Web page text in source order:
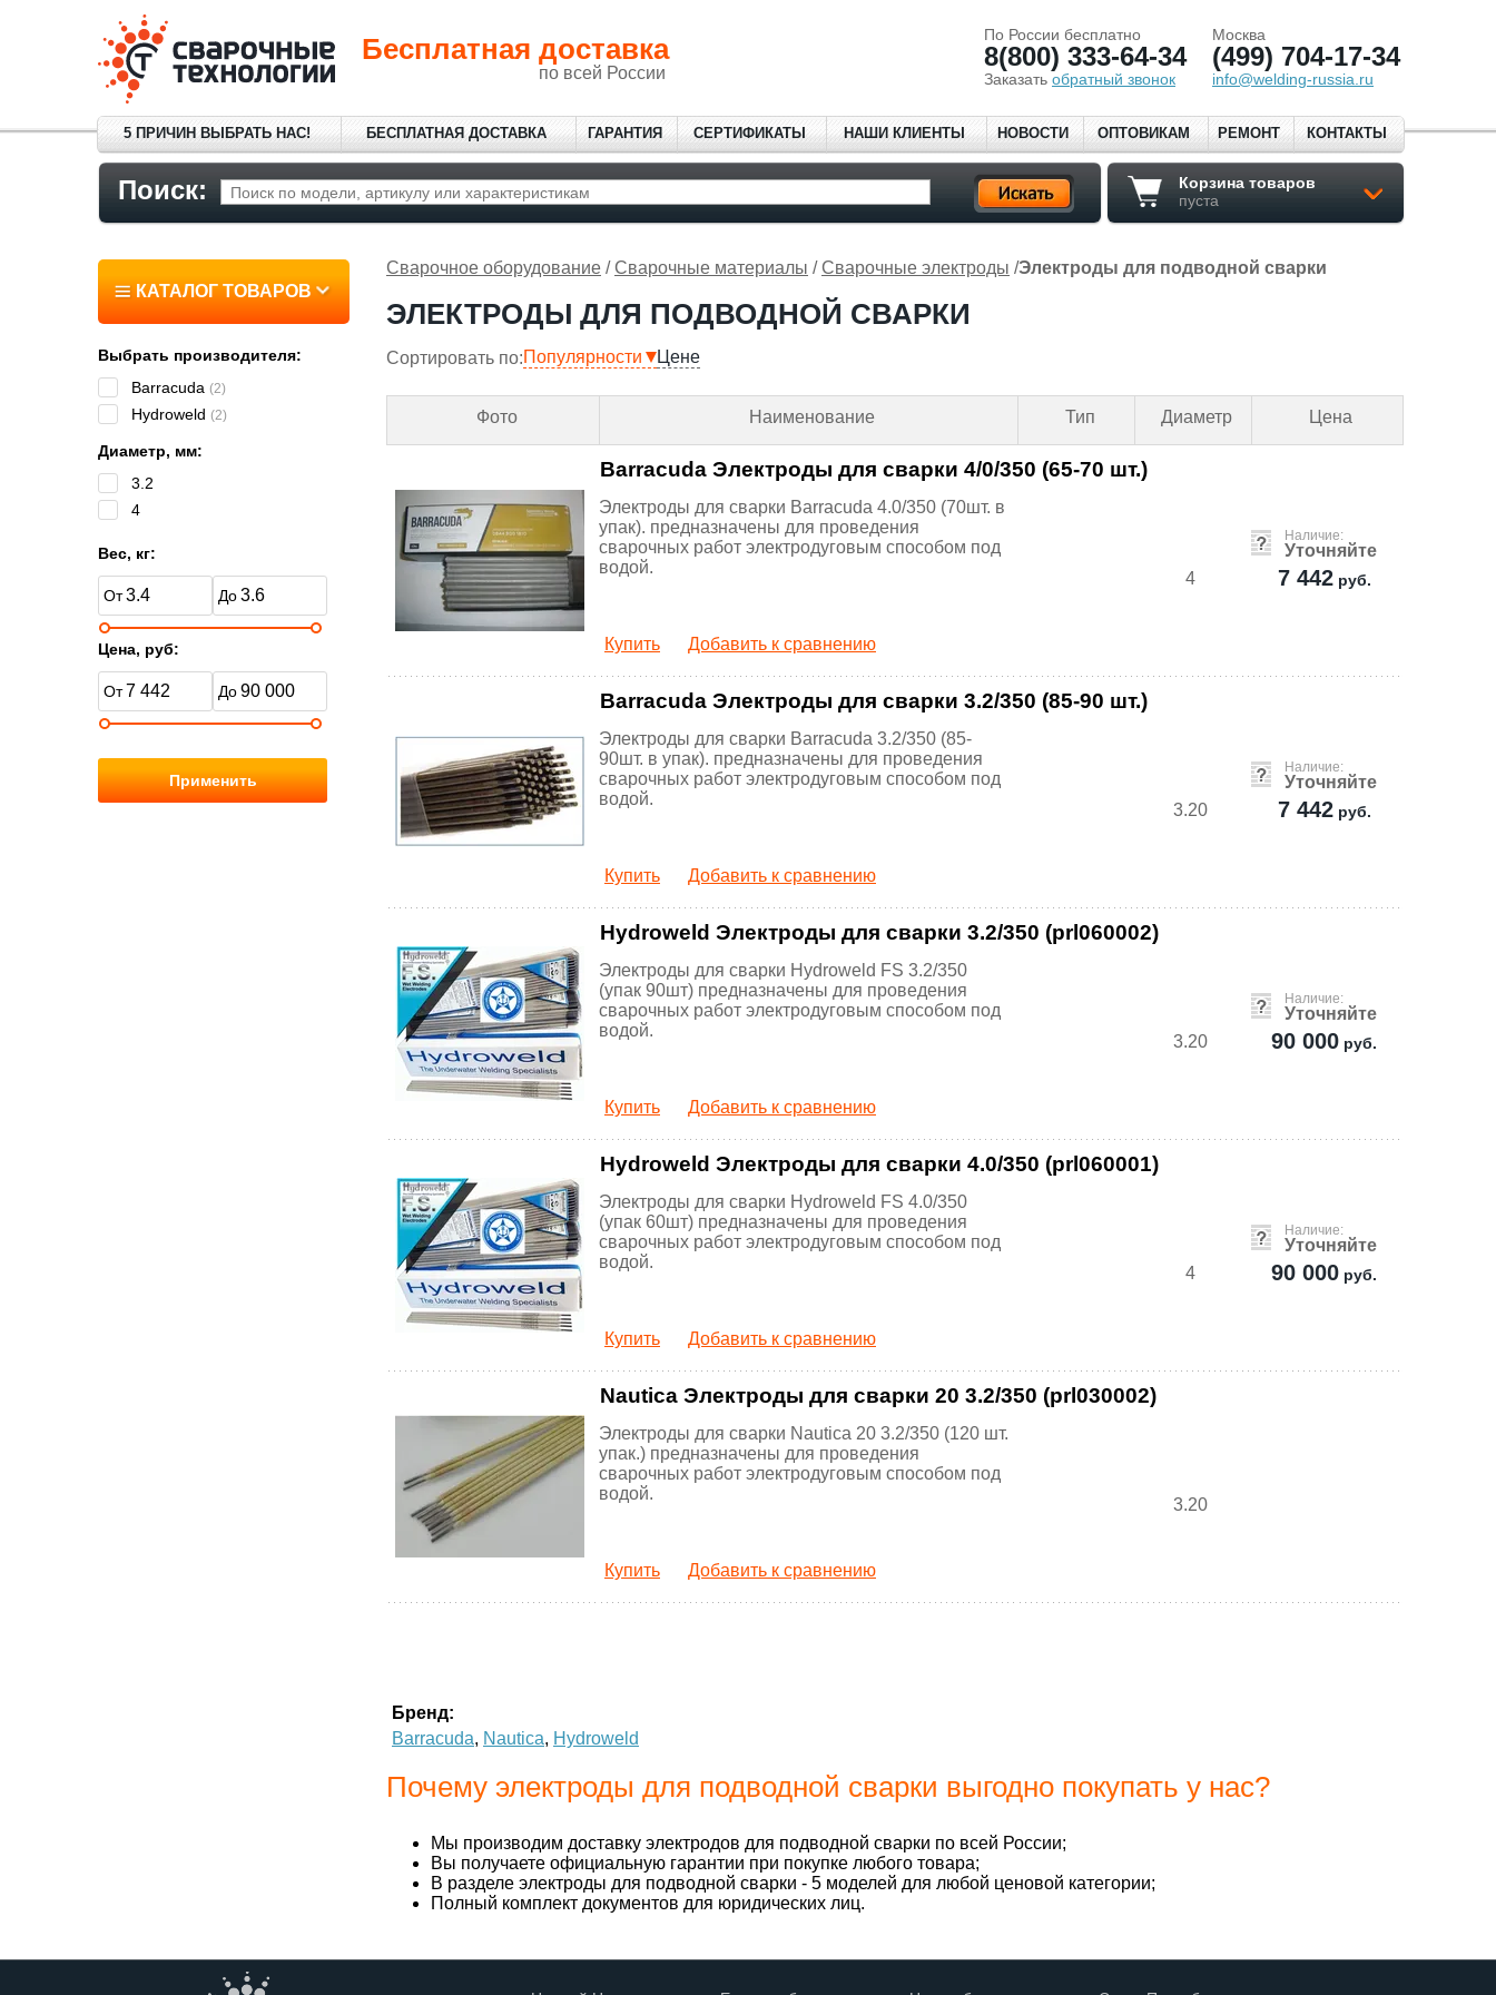
Бесплатная доставка
по всей России
По России бесплатно
8(800) 333-64-34
Заказать обратный звонок
Москва
(499) 704-17-34
info@welding-russia.ru
5 ПРИЧИН ВЫБРАТЬ НАС! БЕСПЛАТНАЯ ДОСТАВКА ГАРАНТИЯ СЕРТИФИКАТЫ НАШИ КЛИЕНТЫ НОВОСТИ ОПТОВИКАМ РЕМОНТ КОНТАКТЫ
Поиск:
Корзина товаров
пуста
Сварочное оборудование / Сварочные материалы / Сварочные электроды /Электроды для подводной сварки
ЭЛЕКТРОДЫ ДЛЯ ПОДВОДНОЙ СВАРКИ
Сортировать по:Популярности Цене
Фото Наименование Тип Диаметр Цена
Barracuda Электроды для сварки 4/0/350 (65-70 шт.)
Электроды для сварки Barracuda 4.0/350 (70шт. в
упак). предназначены для проведения
сварочных работ электродуговым способом под
водой.
Купить Добавить к сравнению
4
Наличие:
Уточняйте
7 442руб.
Barracuda Электроды для сварки 3.2/350 (85-90 шт.)
Электроды для сварки Barracuda 3.2/350 (85-
90шт. в упак). предназначены для проведения
сварочных работ электродуговым способом под
водой.
Купить Добавить к сравнению
3.20
Наличие:
Уточняйте
7 442руб.
Hydroweld Электроды для сварки 3.2/350 (prl060002)
Электроды для сварки Hydroweld FS 3.2/350
(упак 90шт) предназначены для проведения
сварочных работ электродуговым способом под
водой.
Купить Добавить к сравнению
3.20
Наличие:
Уточняйте
90 000 руб.
Hydroweld Электроды для сварки 4.0/350 (prl060001)
Электроды для сварки Hydroweld FS 4.0/350
(упак 60шт) предназначены для проведения
сварочных работ электродуговым способом под
водой.
Купить Добавить к сравнению
4
Наличие:
Уточняйте
90 000 руб.
Nautica Электроды для сварки 20 3.2/350 (prl030002)
Электроды для сварки Nautica 20 3.2/350 (120 шт.
упак.) предназначены для проведения
сварочных работ электродуговым способом под
водой.
Купить Добавить к сравнению
3.20
Бренд:
Barracuda, Nautica, Hydroweld
Почему электроды для подводной сварки выгодно покупать у нас?
Мы производим доставку электродов для подводной сварки по всей России;
Вы получаете официальную гарантии при покупке любого товара;
В разделе электроды для подводной сварки - 5 моделей для любой ценовой категории;
Полный комплект документов для юридических лиц.
КАТАЛОГ ТОВАРОВ
Выбрать производителя:
Barracuda (2)
Hydroweld (2)
Диаметр, мм:
3.2
4
Вес, кг:
Цена, руб:
Применить